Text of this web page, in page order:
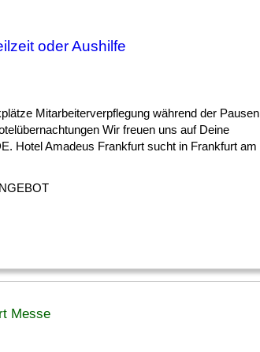
oder Aushilfe
Mitarbeiterverpflegung während der Pausen
Wir freuen uns auf Deine
Hotel Amadeus Frankfurt sucht in Frankfurt am
Messe